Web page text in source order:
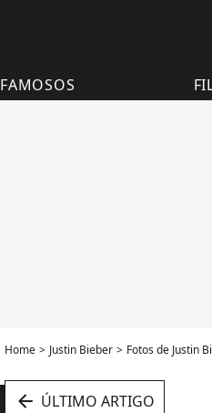
FAMOSOS
Home Justin Bieber Fotos de Justin
arrow_left ÚLTIMO ARTIGO